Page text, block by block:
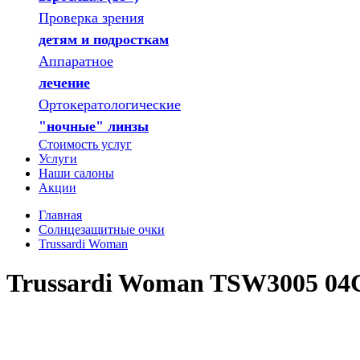
Проверка зрения
детям и подросткам
Аппаратное
лечение
Ортокератологические
"ночные" линзы
Стоимость услуг
Услуги
Наши салоны
Акции
Главная
Солнцезащитные очки
Trussardi Woman
Trussardi Woman TSW3005